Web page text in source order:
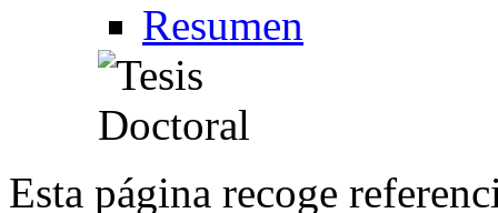
Resumen
Esta página recoge